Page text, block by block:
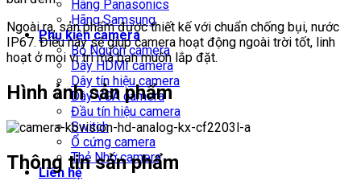
Hãng Panasonics
Hãng Samsung
Phụ kiện camera
Bộ Nguồn camera
Dây HDMI camera
Dây tín hiệu camera
Dây VGA camera
Đầu tín hiệu camera
Switch
Ổ cứng camera
Thẻ Nhớ camera
Liên hệ
Ngoài ra, sản phẩm được thiết kế với chuẩn chống bụi, nước
IP67. Điều này sẽ giúp camera hoạt động ngoài trời tốt, linh
hoạt ở mọi vị trí mà bạn muốn lắp đặt.
Hình ảnh sản phẩm
Thông tin sản phẩm